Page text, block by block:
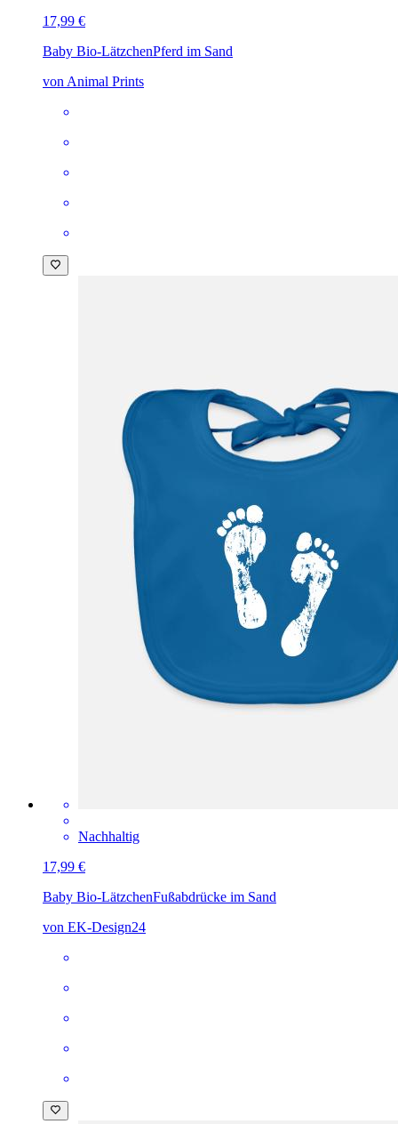
17,99 €
Baby Bio-LätzchenPferd im Sand
von Animal Prints
Nachhaltig
17,99 €
Baby Bio-LätzchenFußabdrücke im Sand
von EK-Design24